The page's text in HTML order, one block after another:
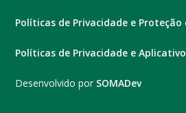
Políticas de Privacidade e Proteção
Políticas de Privacidade e
Desenvolvido por SOMADev